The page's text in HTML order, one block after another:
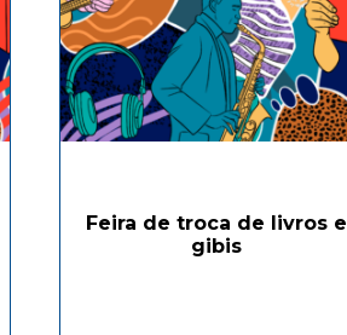
Feira de troca de livros e
gibis